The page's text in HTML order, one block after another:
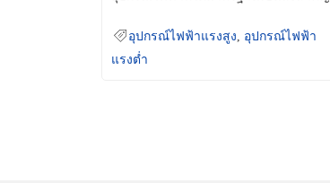
อุปกรณ์ไฟฟ้าแรงสูง
อุปกรณ์ไฟฟ้า
แรงต่ำ